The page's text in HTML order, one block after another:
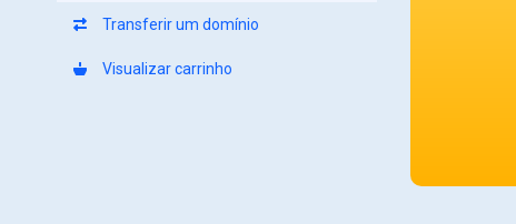
Transferir um domínio
Visualizar carrinho